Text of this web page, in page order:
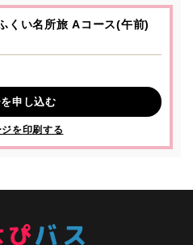
くい名所旅 Aコース(午前)
申し込む
を印刷する